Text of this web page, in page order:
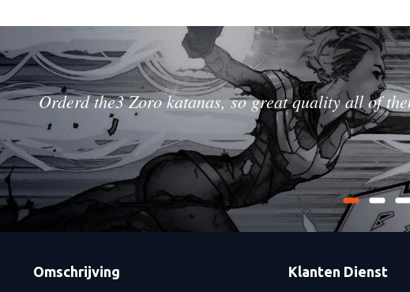
Orderd the3 Zoro katanas, so great quality all of
Omschrijving Klanten Dienst